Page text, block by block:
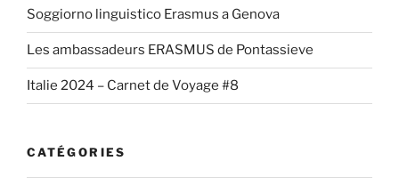
Soggiorno linguistico Erasmus a Genova
Les ambassadeurs ERASMUS de Pontassieve
Italie 2024 – Carnet de Voyage #8
CATÉGORIES